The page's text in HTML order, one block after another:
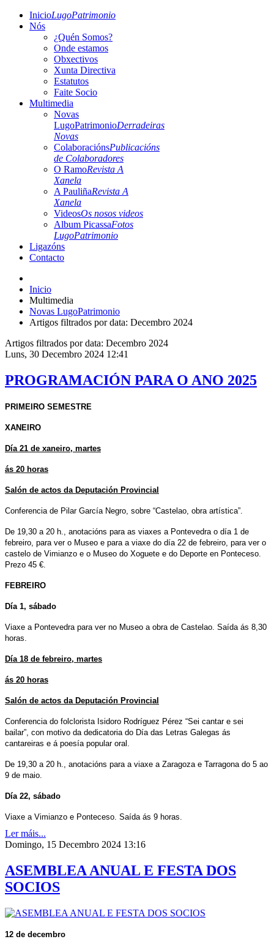
InicioLugoPatrimonio
Nós
¿Quén Somos?
Onde estamos
Obxectivos
Xunta Directiva
Estatutos
Faite Socio
Multimedia
Novas
LugoPatrimonioDerradeiras
Novas
ColaboraciónsPublicacións
de Colaboradores
O RamoRevista A
Xanela
A PauliñaRevista A
Xanela
VideosOs nosos videos
Album PicassaFotos
LugoPatrimonio
Ligazóns
Contacto
Inicio
Multimedia
Novas LugoPatrimonio
Artigos filtrados por data: Decembro 2024
Artigos filtrados por data: Decembro 2024
Luns, 30 Decembro 2024 12:41
PROGRAMACIÓN PARA O ANO 2025
PRIMEIRO SEMESTRE
XANEIRO
Día 21 de xaneiro, martes
ás 20 horas
Salón de actos da Deputación Provincial
Conferencia de Pilar García Negro, sobre “Castelao, obra artística”.
De 19,30 a 20 h., anotacións para as viaxes a Pontevedra o día 1 de
febreiro, para ver o Museo e para a viaxe do día 22 de febreiro, para ver o
castelo de Vimianzo e o Museo do Xoguete e do Deporte en Ponteceso.
Prezo 45 €.
FEBREIRO
Día 1, sábado
Viaxe a Pontevedra para ver no Museo a obra de Castelao. Saída ás 8,30
horas.
Día 18 de febreiro, martes
ás 20 horas
Salón de actos da Deputación Provincial
Conferencia do folclorista Isidoro Rodríguez Pérez “Sei cantar e sei
bailar”, con motivo da dedicatoria do Día das Letras Galegas ás
cantareiras e á poesía popular oral.
De 19,30 a 20 h., anotacións para a viaxe a Zaragoza e Tarragona do 5 ao
9 de maio.
Día 22, sábado
Viaxe a Vimianzo e Ponteceso. Saída ás 9 horas.
Ler máis...
Domingo, 15 Decembro 2024 13:16
ASEMBLEA ANUAL E FESTA DOS
SOCIOS
12 de decembro